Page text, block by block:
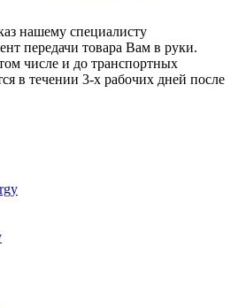
нашему специалисту
передачи товара Вам в руки.
числе и до транспортных
в течении 3-х рабочих дней после